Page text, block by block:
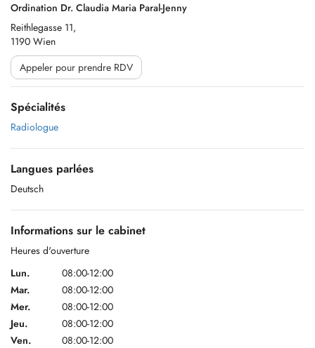
Ordination Dr. Claudia Maria Paral-Jenny
Reithlegasse 11,
1190 Wien
Appeler pour prendre RDV
Spécialités
Radiologue
Langues parlées
Deutsch
Informations sur le cabinet
Heures d'ouverture
Lun.
08:00-12:00
Mar.
08:00-12:00
Mer.
08:00-12:00
Jeu.
08:00-12:00
Ven.
08:00-12:00